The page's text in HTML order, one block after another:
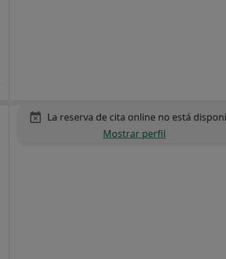
La reserva de cita online no está
Mostrar perfil